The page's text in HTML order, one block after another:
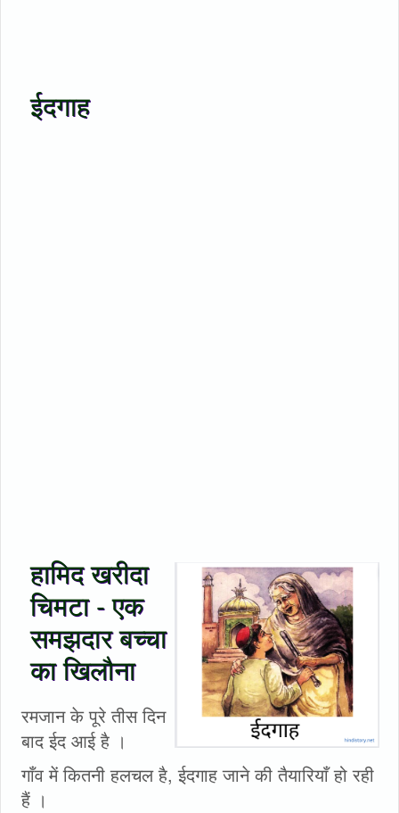
ईदगाह
हामिद खरीदा
चिमटा - एक
समझदार बच्चा
का खिलौना
रमजान के पूरे तीस दिन
बाद ईद आई है ।
गाँव में कितनी हलचल है, ईदगाह जाने की तैयारियाँ हो रही
हैं ।